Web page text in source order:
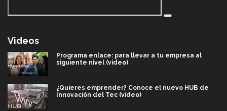
Videos
Programa enlace: para llevar a tu empresa al
siguiente nivel (video)
¿Quieres emprender? Conoce el nuevo HUB de
Innovación del Tec (video)